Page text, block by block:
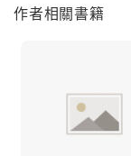
作者相關書籍